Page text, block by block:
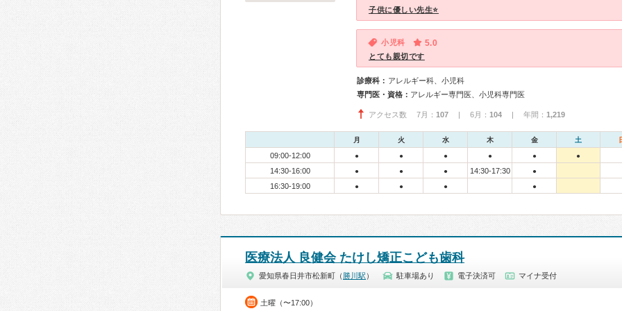
子供に優しい先生⭐
小児科 5.0
とても親切です
診療科： アレルギー科、小児科
専門医・資格： アレルギー専門医、小児科専門医
アクセス数 7月： 107 | 6月： 104 | 年間： 1,219
月 火 水 木 金 土
09:00-12:00 ● ● ● ● ● ●
14:30-16:00 ● ● ● 14:30-17:30 ●
16:30-19:00 ● ● ● ●
医療法人 良健会 たけし矯正こども歯科
愛知県春日井市松新町（ 勝川駅 ） 駐車場あり 電子決済可 マイナ受付
土曜（〜17:00）